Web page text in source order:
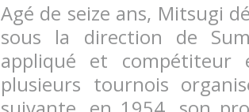
Agé de seize ans, Mitsugi
sous la direction de
appliqué et compétiteur
plusieurs tournois